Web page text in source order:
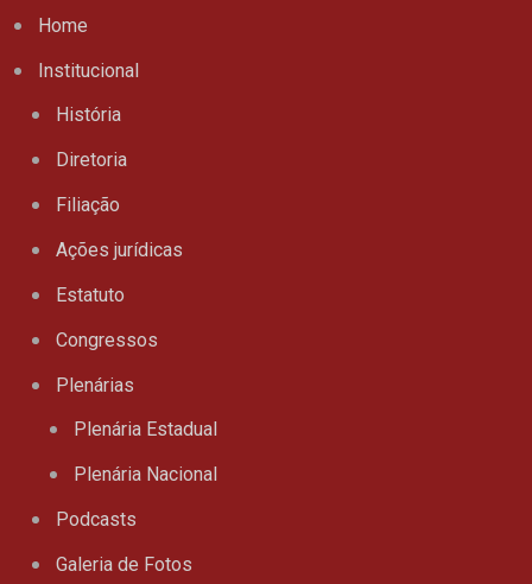
Home
Institucional
História
Diretoria
Filiação
Ações jurídicas
Estatuto
Congressos
Plenárias
Plenária Estadual
Plenária Nacional
Podcasts
Galeria de Fotos